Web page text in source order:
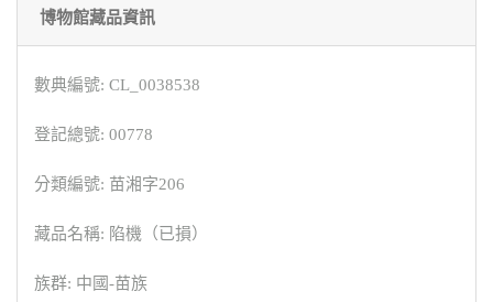
博物館藏品資訊
數典編號: CL_0038538
登記總號: 00778
分類編號: 苗湘字206
藏品名稱: 陷機（已損）
族群: 中國-苗族